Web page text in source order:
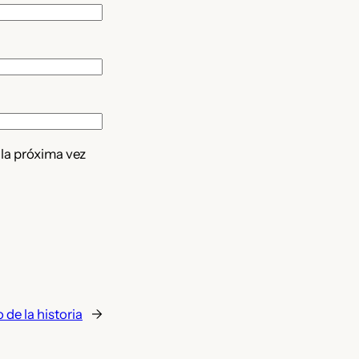
próxima vez
de la historia →